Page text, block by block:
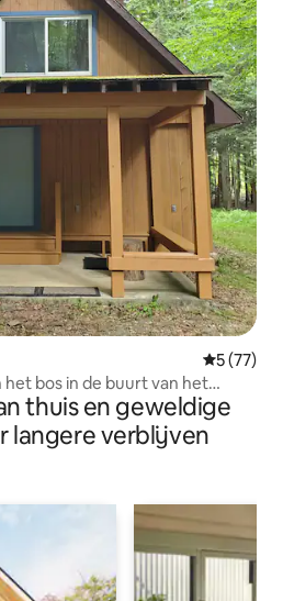
5 (77)
bos in de buurt van het
thuis en geweldige
langere verblijven